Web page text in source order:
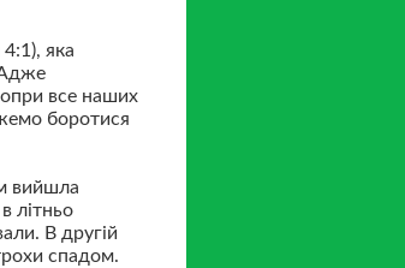
яка
Адже
все наших
боротися
вийшла
літньо
В другій
спадом.